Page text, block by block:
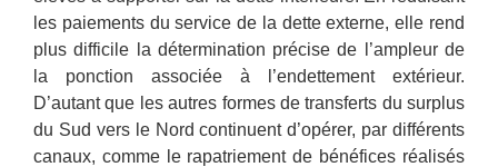
les paiements du service de la dette externe, elle rend
plus difficile la détermination précise de l’ampleur de
la ponction associée à l’endettement extérieur.
D’autant que les autres formes de transferts du surplus
du Sud vers le Nord continuent d’opérer, par différents
canaux, comme le rapatriement de bénéfices réalisés